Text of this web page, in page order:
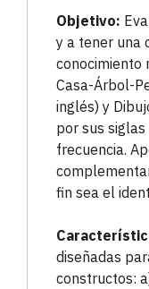
Objetivo:
y a tener una
conocimiento
Casa-Árbol-
inglés) y
por sus
frecuencia.
fin sea el
diseñadas
constructos: